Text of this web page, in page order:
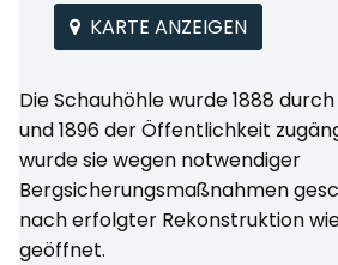
KARTE ANZEIGEN
Die Schauhöhle wurde 1888
und 1896 der Öffentlichkeit
wurde sie wegen notwendiger
Bergsicherungsmaßnahmen
nach erfolgter Rekonstruktion
geöffnet.